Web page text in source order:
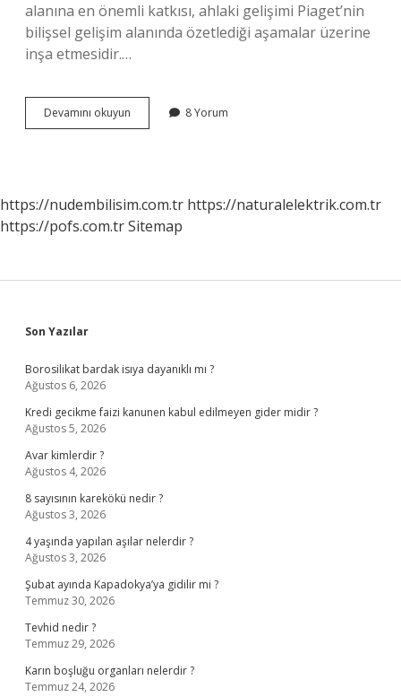
alanına en önemli katkısı, ahlaki gelişimi Piaget’nin
bilişsel gelişim alanında özetlediği aşamalar üzerine
inşa etmesidir.…
Devamını okuyun Bireylerin
Ahlak
Olarak
Geliştiğini
8 Yorum
https://nudembilisim.com.tr https://naturalelektrik.com.tr
https://pofs.com.trSitemap
Sidebar
Son Yazılar
Borosilikat bardak isıya dayanıklı mı ?
Ağustos 6, 2026
Kredi gecikme faizi kanunen kabul edilmeyen gider midir ?
Ağustos 5, 2026
Avar kimlerdir ?
Ağustos 4, 2026
8 sayısının karekökü nedir ?
Ağustos 3, 2026
4 yaşında yapılan aşılar nelerdir ?
Ağustos 3, 2026
Şubat ayında Kapadokya’ya gidilir mi ?
Temmuz 30, 2026
Tevhid nedir ?
Temmuz 29, 2026
Karın boşluğu organları nelerdir ?
Temmuz 24, 2026